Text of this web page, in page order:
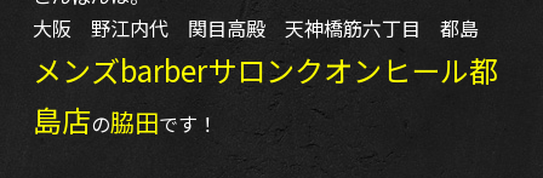
大阪 野江内代 関目高殿 天神橋筋六丁目 都島
メンズbarberサロンクオンヒール都
島店の脇田です！